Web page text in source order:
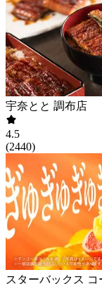
宇奈とと 調布店
4.5
(2440)
スターバックス